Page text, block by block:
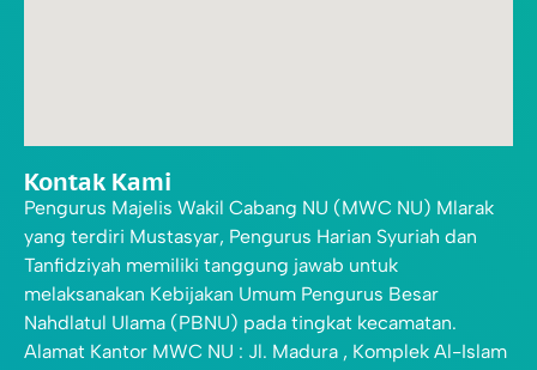
Kontak Kami
Pengurus Majelis Wakil Cabang NU (MWC NU) Mlarak
yang terdiri Mustasyar, Pengurus Harian Syuriah dan
Tanfidziyah memiliki tanggung jawab untuk
melaksanakan Kebijakan Umum Pengurus Besar
Nahdlatul Ulama (PBNU) pada tingkat kecamatan.
Alamat Kantor MWC NU : Jl. Madura , Komplek Al-Islam